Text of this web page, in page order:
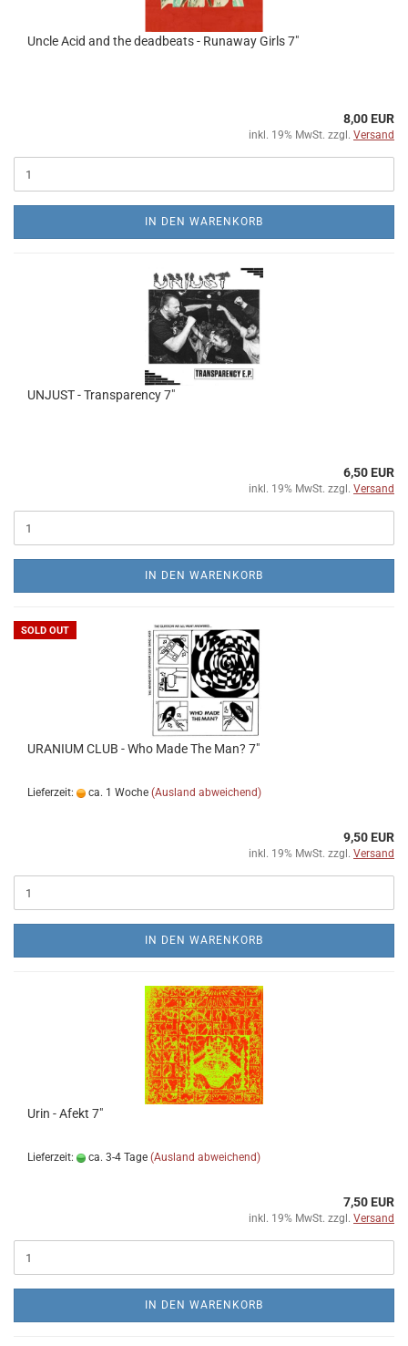
Uncle Acid and the deadbeats - Runaway Girls 7"
8,00 EUR
inkl. 19% MwSt. zzgl. Versand
IN DEN WARENKORB
UNJUST - Transparency 7"
6,50 EUR
inkl. 19% MwSt. zzgl. Versand
IN DEN WARENKORB
SOLD OUT
URANIUM CLUB - Who Made The Man? 7"
Lieferzeit: ca. 1 Woche (Ausland abweichend)
9,50 EUR
inkl. 19% MwSt. zzgl. Versand
IN DEN WARENKORB
Urin - Afekt 7"
Lieferzeit: ca. 3-4 Tage (Ausland abweichend)
7,50 EUR
inkl. 19% MwSt. zzgl. Versand
IN DEN WARENKORB